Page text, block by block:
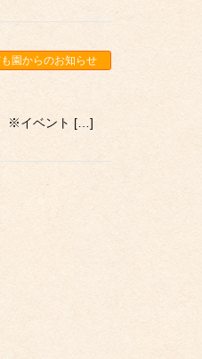
園からのお知らせ
※イベント […]